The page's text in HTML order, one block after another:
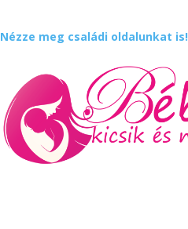
Nézze meg családi oldalunkat is!